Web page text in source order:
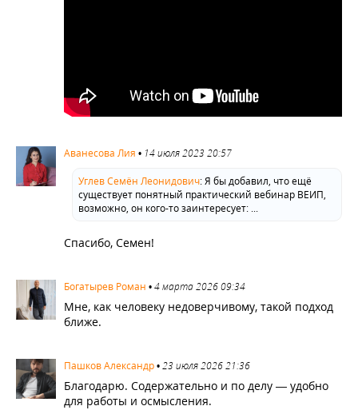
893 Аванесова Лия • 14 июля 2023 20:57
Углев Семён Леонидович:Я бы добавил, что ещё
существует понятный практический вебинар ВЕИП,
возможно, он кого-то заинтересует: ...
Спасибо, Семен!
1685 Богатырев Роман •4 марта 2026 09:34
Мне, как человеку недоверчивому, такой подход
ближе.
3489 Пашков Александр•23 июля 2026 21:36
Благодарю. Содержательно и по делу — удобно
для работы и осмысления.